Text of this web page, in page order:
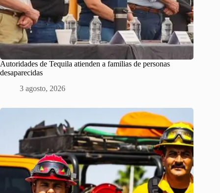
Autoridades de Tequila atienden a familias de personas
desaparecidas
3 agosto, 2026